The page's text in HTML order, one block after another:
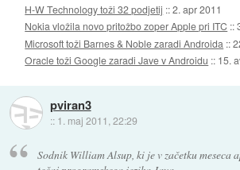
H-W Technology toži 32 podjetij ::2. apr 2011
Nokia vložila novo pritožbo zoper Apple pri ITC ::
Microsoft toži Barnes & Noble zaradi Androida ::
Oracle toži Google zaradi Jave v Androidu :: 15.
pviran3
:: 1. maj 2011, 22:29
Sodnik William Alsup, ki je v začetku meseca